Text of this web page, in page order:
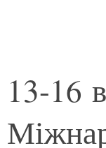
13-16